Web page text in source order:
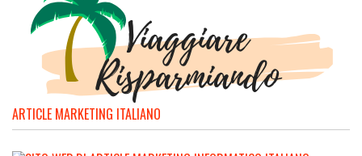
ARTICLE MARKETING ITALIANO